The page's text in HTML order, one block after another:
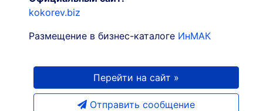
kokorev.biz
Размещение в бизнес-каталоге ИнМАК
Перейти на сайт »
Отправить сообщение